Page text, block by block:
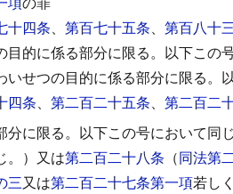
十四条、 第百七十五条、 第百八十
目的に係る部分に限る。以下この
せつの目的に係る部分に限る。
四条、 第二百二十五条、 第二百二
分に限る。以下この号において同
。）又は第二百二十八条 （同法第
三又は第二百二十七条第一項若し